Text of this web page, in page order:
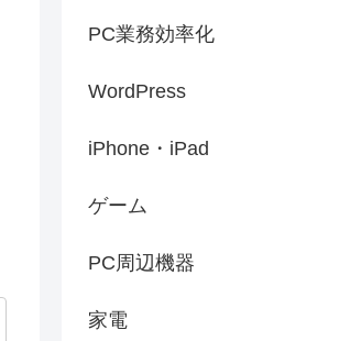
PC業務効率化
WordPress
iPhone・iPad
ゲーム
PC周辺機器
家電